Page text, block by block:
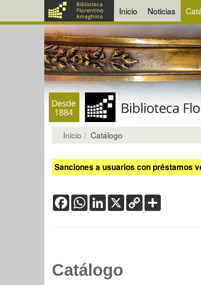
Inicio Noticias
Inicio Catálogo
Sanciones a usuarios con préstamos
FacebookWhatsApp
LinkedIn
X Copy
Link
Catálogo